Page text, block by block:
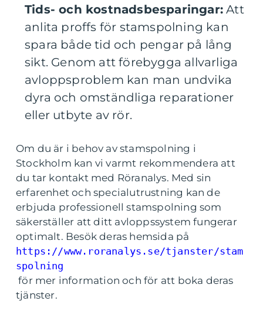
Tids- och kostnadsbesparingar: Att
anlita proffs för stamspolning kan
spara både tid och pengar på lång
sikt. Genom att förebygga allvarliga
avloppsproblem kan man undvika
dyra och omständliga reparationer
eller utbyte av rör.
Om du är i behov av stamspolning i
Stockholm kan vi varmt rekommendera att
du tar kontakt med Röranalys. Med sin
erfarenhet och specialutrustning kan de
erbjuda professionell stamspolning som
säkerställer att ditt avloppssystem fungerar
optimalt. Besök deras hemsida på
https://www.roranalys.se/tjanster/stam
spolning
för mer information och för att boka deras
tjänster.